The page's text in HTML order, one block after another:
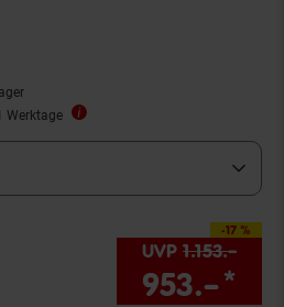
Werktage
-17 %
Sie Sparen 17 Prozent,
UVP 1.153.–UVP
953.–*